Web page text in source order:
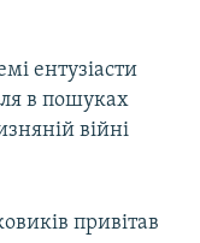
ентузіасти
в пошуках
війні
привітав